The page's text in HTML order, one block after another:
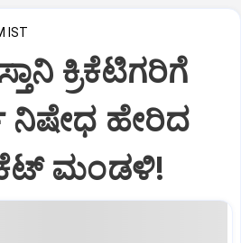
IST
ಕ್ರಿಕೆಟಿಗರಿಗೆ
ನಿಷೇಧ ಹೇರಿದ
ಮಂಡಳಿ!